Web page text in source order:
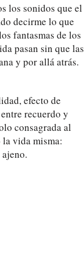
los sonidos que el
decirme lo que
fantasmas de los
pasan sin que las
y por allá atrás.
efecto de
recuerdo y
consagrada al
vida misma: